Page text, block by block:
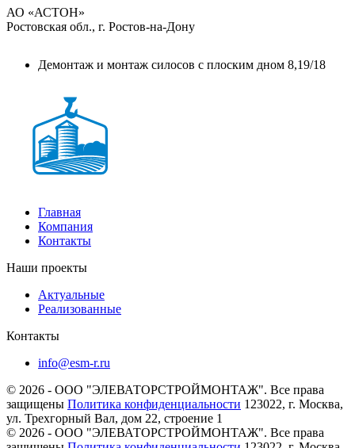
АО «АСТОН»
Ростовская обл., г. Ростов-на-Дону
Демонтаж и монтаж силосов с плоским дном 8,19/18
Главная
Компания
Контакты
Наши проекты
Актуальные
Реализованные
Контакты
info@esm-r.ru
© 2026 - ООО "ЭЛЕВАТОРСТРОЙМОНТАЖ". Все права
защищены Политика конфиденциальности 123022, г. Москва,
ул. Трехгорный Вал, дом 22, строение 1
© 2026 - ООО "ЭЛЕВАТОРСТРОЙМОНТАЖ". Все права